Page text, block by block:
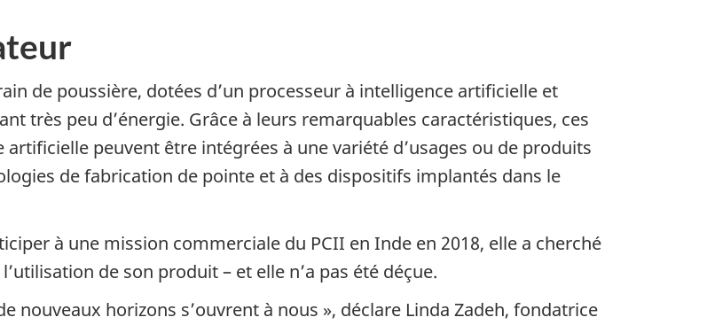
de poussière, dotées d’un processeur à intelligence artificielle et
très peu d’énergie. Grâce à leurs remarquables caractéristiques, ces
peuvent être intégrées à une variété d’usages ou de produits
de fabrication de pointe et à des dispositifs implantés dans le
à une mission commerciale du PCII en Inde en 2018, elle a cherché
de son produit – et elle n’a pas été déçue.
nouveaux horizons s’ouvrent à nous », déclare Linda Zadeh, fondatrice